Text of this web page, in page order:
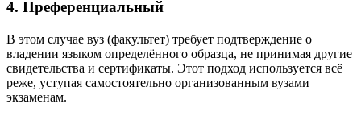
4. Преференциальный
В этом случае вуз (факультет) требует подтверждение о
владении языком определённого образца, не принимая другие
свидетельства и сертификаты. Этот подход используется всё
реже, уступая самостоятельно организованным вузами
экзаменам.